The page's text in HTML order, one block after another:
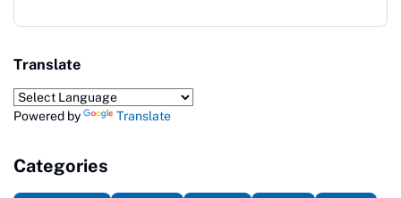
Translate
Powered by Translate
Categories